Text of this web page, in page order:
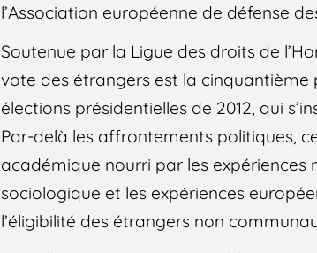
l’Association européenne de défense
Soutenue par la Ligue des droits de
vote des étrangers est la
élections présidentielles de 2012, qui
Par-delà les affrontements politiques,
académique nourri par les expériences
sociologique et les expériences
l’éligibilité des étrangers non